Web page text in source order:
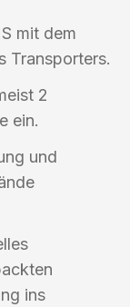
mit dem
Transporters.
2
ein.
und
ins